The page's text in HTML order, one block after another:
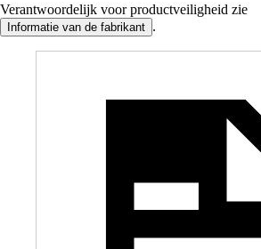
Verantwoordelijk voor productveiligheid zie
Informatie van de fabrikant .